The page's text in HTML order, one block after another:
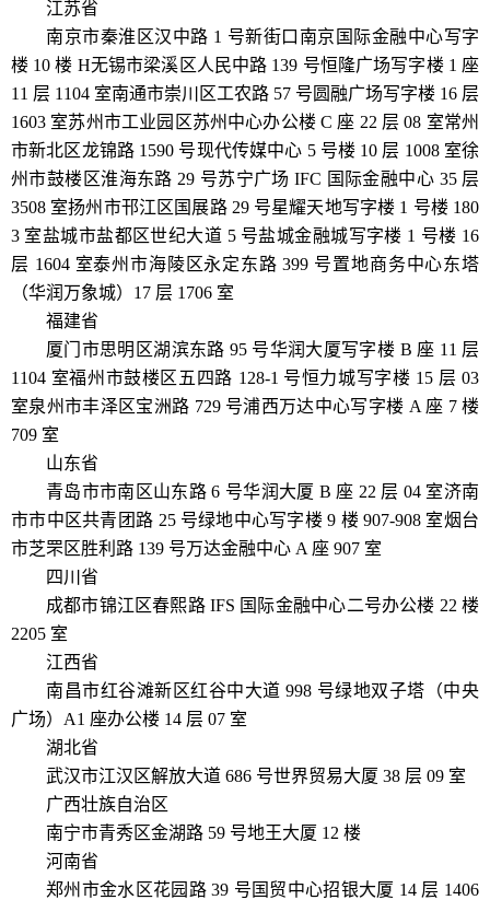
江苏省
南京市秦淮区汉中路 1 号新街口南京国际金融中心写字
楼 10 楼 H无锡市梁溪区人民中路 139 号恒隆广场写字楼 1 座
11 层 1104 室南通市崇川区工农路 57 号圆融广场写字楼 16 层
1603 室苏州市工业园区苏州中心办公楼 C 座 22 层 08 室常州
市新北区龙锦路 1590 号现代传媒中心 5 号楼 10 层 1008 室徐
州市鼓楼区淮海东路 29 号苏宁广场 IFC 国际金融中心 35 层
3508 室扬州市邗江区国展路 29 号星耀天地写字楼 1 号楼 180
3 室盐城市盐都区世纪大道 5 号盐城金融城写字楼 1 号楼 16
层 1604 室泰州市海陵区永定东路 399 号置地商务中心东塔
（华润万象城）17 层 1706 室
福建省
厦门市思明区湖滨东路 95 号华润大厦写字楼 B 座 11 层
1104 室福州市鼓楼区五四路 128-1 号恒力城写字楼 15 层 03
室泉州市丰泽区宝洲路 729 号浦西万达中心写字楼 A 座 7 楼
709 室
山东省
青岛市市南区山东路 6 号华润大厦 B 座 22 层 04 室济南
市市中区共青团路 25 号绿地中心写字楼 9 楼 907-908 室烟台
市芝罘区胜利路 139 号万达金融中心 A 座 907 室
四川省
成都市锦江区春熙路 IFS 国际金融中心二号办公楼 22 楼
2205 室
江西省
南昌市红谷滩新区红谷中大道 998 号绿地双子塔（中央
广场）A1 座办公楼 14 层 07 室
湖北省
武汉市江汉区解放大道 686 号世界贸易大厦 38 层 09 室
广西壮族自治区
南宁市青秀区金湖路 59 号地王大厦 12 楼
河南省
郑州市金水区花园路 39 号国贸中心招银大厦 14 层 1406